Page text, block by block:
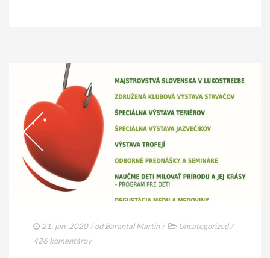
MEDZINÁRODNÁ SÚŤAŽ HRUBOSRSTÝCH
STAVAČOV „MEMORIÁL B. ZEMKA“
SKÚŠKY
VÝSTAVY
VÝCVIKOVÉ DNI 2025
GALÉRIA
21. jan. 2020/ odBarantal Martin/ Uncategorized/
426 komentárov